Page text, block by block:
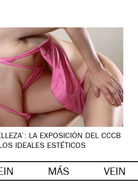
LA EXPOSICIÓN DEL CCCB
IDEALES ESTÉTICOS
MÁS VEIN